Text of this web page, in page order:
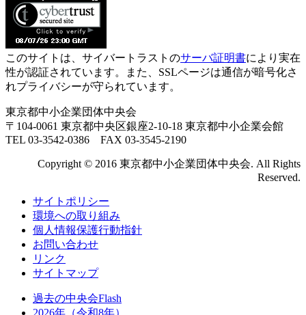
このサイトは、サイバートラストのサーバ証明書により実在
性が認証されています。また、SSLページは通信が暗号化さ
れプライバシーが守られています。
東京都中小企業団体中央会
〒104-0061 東京都中央区銀座2-10-18 東京都中小企業会館
TEL 03-3542-0386 FAX 03-3545-2190
Copyright © 2016 東京都中小企業団体中央会. All Rights
Reserved.
サイトポリシー
環境への取り組み
個人情報保護行動指針
お問い合わせ
リンク
サイトマップ
過去の中央会Flash
2026年（令和8年）